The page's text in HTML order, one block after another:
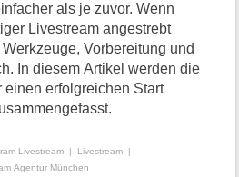
als je zuvor. Wenn
Livestream angestrebt
Vorbereitung und
In diesem Artikel werden die
einen erfolgreichen Start
Livestream
Livestream
Agentur München